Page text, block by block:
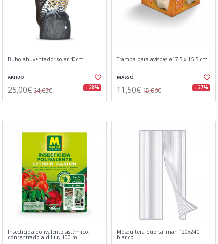
Buho ahuyentador solar 40cm.
AKHUO
25,00€ 34,65€ - 28%
Trampa para avispas ø17,5 x 15,5 cm
MASSÓ
11,50€ 15,86€ - 27%
Insecticida polivalente sistémico,
concentrado a diluir, 100 ml
Mosquitera puerta iman 120x240
blanco